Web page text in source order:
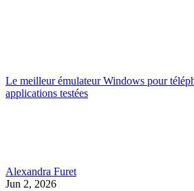
Le meilleur émulateur Windows pour
applications testées
Alexandra Furet
Jun 2, 2026